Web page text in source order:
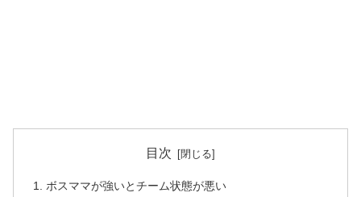
目次
ボスママが強いとチーム状態が悪い